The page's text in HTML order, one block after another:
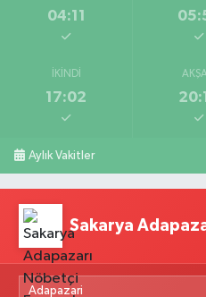
04:11
İKINDI
17:02
Aylık Vakitler
Sakarya